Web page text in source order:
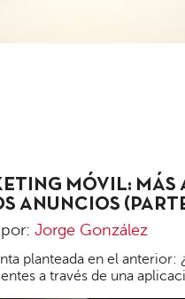
MÓVIL: MÁS
ANUNCIOS
Jorge González
planteada en el anterior:
a través de una